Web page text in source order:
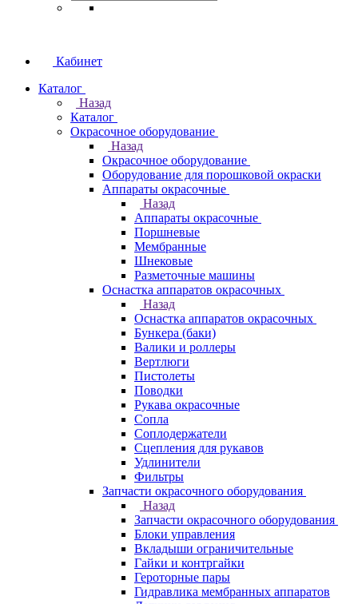
Кабинет
Каталог
Назад
Каталог
Окрасочное оборудование
Назад
Окрасочное оборудование
Оборудование для порошковой окраски
Аппараты окрасочные
Назад
Аппараты окрасочные
Поршневые
Мембранные
Шнековые
Разметочные машины
Оснастка аппаратов окрасочных
Назад
Оснастка аппаратов окрасочных
Бункера (баки)
Валики и роллеры
Вертлюги
Пистолеты
Поводки
Рукава окрасочные
Сопла
Соплодержатели
Сцепления для рукавов
Удлинители
Фильтры
Запчасти окрасочного оборудования
Назад
Запчасти окрасочного оборудования
Блоки управления
Вкладыши ограничительные
Гайки и контргайки
Героторные пары
Гидравлика мембранных аппаратов